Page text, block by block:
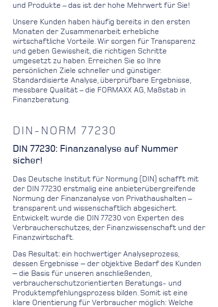
und Produkte – das ist der hohe Mehrwert für Sie!
Unsere Kunden haben häufig bereits in den ersten
Monaten der Zusammenarbeit erhebliche
wirtschaftliche Vorteile. Wir sorgen für Transparenz
und geben Gewissheit, die richtigen Schritte
umgesetzt zu haben. Erreichen Sie so Ihre
persönlichen Ziele schneller und günstiger.
Standardisierte Analyse, überprüfbare Ergebnisse,
messbare Qualität – die FORMAXX AG, Maßstab in
Finanzberatung.
DIN-NORM 77230
DIN 77230: Finanzanalyse auf Nummer
sicher!
Das Deutsche Institut für Normung (DIN) schafft mit
der DIN 77230 erstmalig eine anbieterübergreifende
Normung der Finanzanalyse von Privathaushalten –
transparent und wissenschaftlich abgesichert.
Entwickelt wurde die DIN 77230 von Experten des
Verbraucherschutzes, der Finanzwissenschaft und der
Finanzwirtschaft.
Das Resultat: ein hochwertiger Analyseprozess,
dessen Ergebnisse ‒ der objektive Bedarf des Kunden
‒ die Basis für unseren anschließenden,
verbraucherschutzorientierten Beratungs- und
Produktempfehlungsprozess bilden. Somit ist eine
klare Orientierung für Verbraucher möglich: Welche